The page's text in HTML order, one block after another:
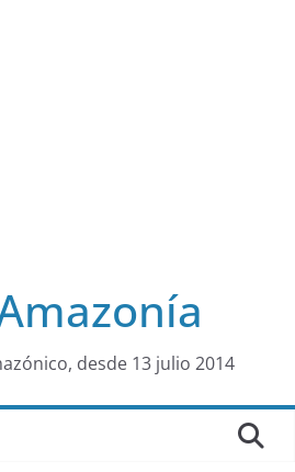
desde 13 julio 2014